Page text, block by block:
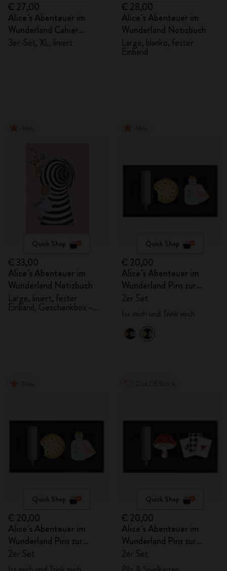
€ 27,00
Alice´s Abenteuer im
Wunderland Cahier
Notizhefte
3er-Set, XL, liniert
€ 28,00
Alice´s Abenteuer im
Wunderland Notizbuch
Large, blanko, fester
Einband
Quick Shop
€ 33,00
Alice´s Abenteuer im
Wunderland Notizbuch
Large, liniert, fester
Einband, Geschenkbox –
Quick Shop
€ 20,00
Alice´s Abenteuer im
Wunderland Pins zur
Personalisierung
2er Set
Quick Shop
€ 20,00
Alice´s Abenteuer im
Wunderland Pins zur
Personalisierung
2er Set
Quick Shop
€ 20,00
Alice´s Abenteuer im
Wunderland Pins zur
Personalisierung
2er Set